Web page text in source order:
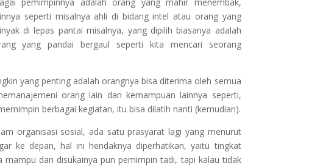
seperti misalnya ahli di bidang intel atau orang yang
di lepas pantai misalnya, yang dipilih biasanya adalah
yang pandai bergaul seperti kita mencari seorang
yang penting adalah orangnya bisa diterima oleh semua
orang lain dan kemampuan lainnya seperti,
berbagai kegiatan, itu bisa dilatih nanti (kemudian).
organisasi sosial, ada satu prasyarat lagi yang menurut
ke depan, hal ini hendaknya diperhatikan, yaitu tingkat
mampu dan disukainya pun pemimpin tadi, tapi kalau tidak